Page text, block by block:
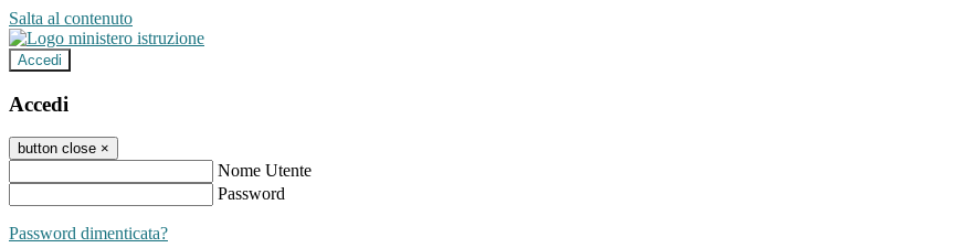
Salta al contenuto
Accedi
Accedi
button close ×
Nome Utente
Password
Password dimenticata?